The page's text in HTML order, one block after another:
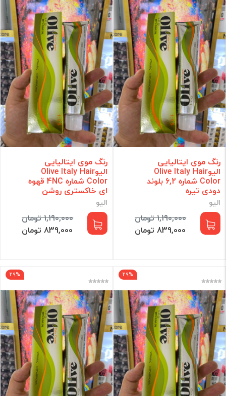
رنگ موی ایتالیایی
الیوOlive Italy Hair
Color شماره 6,2 بلوند
دودی تیره
الیو
1,190,000 تومان
839,000 تومان
رنگ موی ایتالیایی
الیوOlive Italy Hair
Color شماره 4NC قهوه
ای خاکستری روشن
الیو
1,190,000 تومان
839,000 تومان
29%
29%